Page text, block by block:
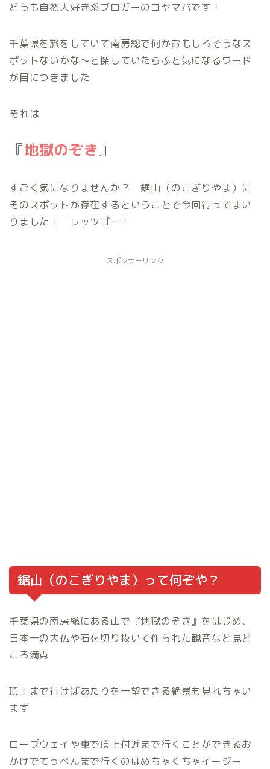
どうも自然大好き系ブロガーのコヤマバです！
千葉県を旅をしていて南房総で何かおもしろそうなス
ポットないかな～と探していたらふと気になるワード
が目につきました
それは
『地獄のぞき』
すごく気になりませんか？ 鋸山（のこぎりやま）に
そのスポットが存在するということで今回行ってまい
りました！ レッツゴー！
スポンサーリンク
鋸山（のこぎりやま）って何ぞや？
千葉県の南房総にある山で『地獄のぞき』をはじめ、
日本一の大仏や石を切り抜いて作られた観音など見ど
ころ満点
頂上まで行けばあたりを一望できる絶景も見れちゃい
ます
ロープウェイや車で頂上付近まで行くことができるお
かげでてっぺんまで行くのはめちゃくちゃイージー